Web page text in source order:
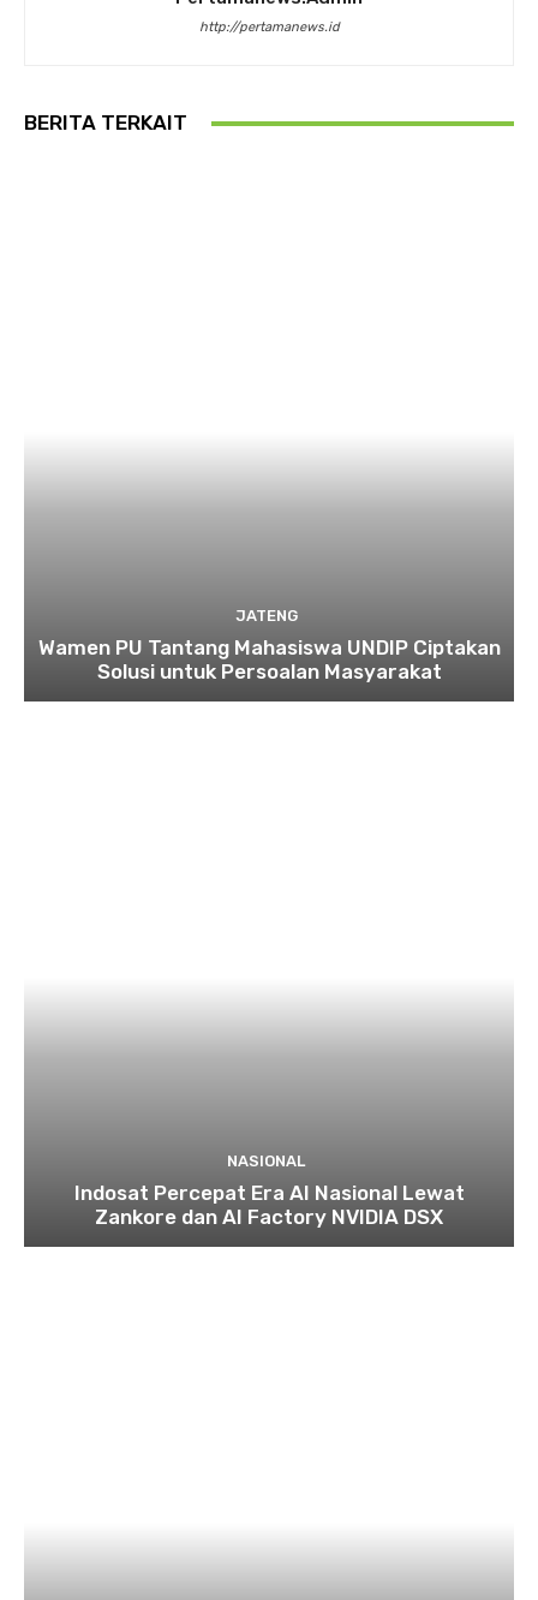
http://pertamanews.id
BERITA TERKAIT
JATENG
Wamen PU Tantang Mahasiswa UNDIP Ciptakan
Solusi untuk Persoalan Masyarakat
NASIONAL
Indosat Percepat Era AI Nasional Lewat
Zankore dan AI Factory NVIDIA DSX